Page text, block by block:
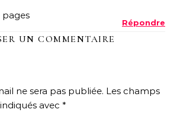
pages
Répondre
UN COMMENTAIRE
ne sera pas publiée. Les champs
avec *